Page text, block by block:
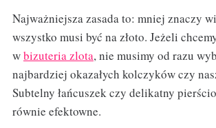
Najważniejsza zasada to: mniej znaczy
wszystko musi być na złoto. Jeżeli
wbizuteria zlota, nie musimy od razu
najbardziej okazałych kolczyków czy
Subtelny łańcuszek czy delikatny
równie efektowne.